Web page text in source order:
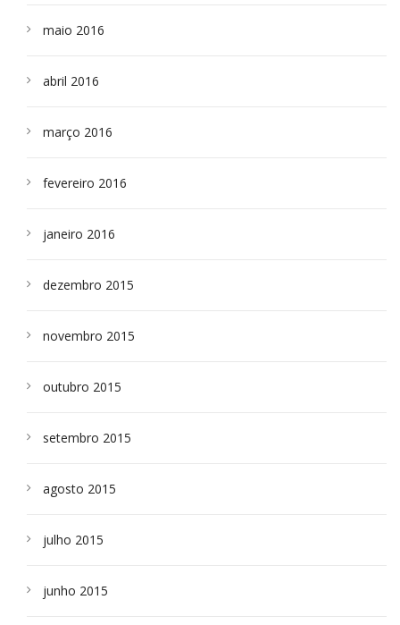
maio 2016
abril 2016
março 2016
fevereiro 2016
janeiro 2016
dezembro 2015
novembro 2015
outubro 2015
setembro 2015
agosto 2015
julho 2015
junho 2015